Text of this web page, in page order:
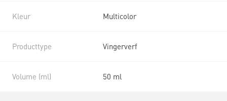
Kleur Multicolor
Producttype Vingerverf
Volume (ml) 50 ml